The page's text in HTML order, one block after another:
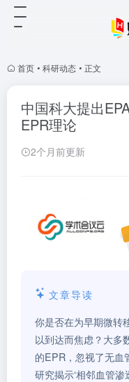
首页 • 科研动态 • 正文
中国科大提出
EPR理论
2个月前更新
文章导读
你是否在为早期微转
以到达而焦虑？大多
的EPR，忽视了无血
研究揭示‘相邻血管